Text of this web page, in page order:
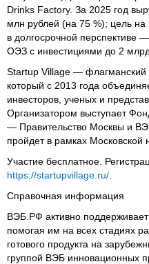
Drinks Factory. За 2025 год
млн рублей (на 75 %); цель на
в долгосрочной перспективе
ОЭЗ с инвестициями до 2
Startup Village — флагманский
который с 2013 года
инвесторов, ученых и
Организатором выступает
— Правительство Москвы и
пройдет в рамках Московской
Участие бесплатное.
https://startupvillage.ru/
Справочная информация
ВЭБ.РФ активно поддерживает
помогая им на всех стадиях
готового продукта на
группой ВЭБ инновационных